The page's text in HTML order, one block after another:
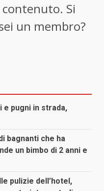
Si
un membro?
e pugni in strada,
bagnanti che ha
un bimbo di 2 anni e
pulizie dell’hotel,